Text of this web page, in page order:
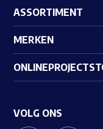
ASSORTIMENT
MERKEN
VOLG ONS